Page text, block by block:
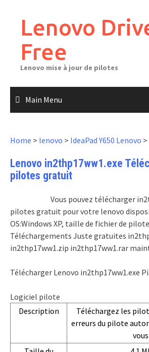
contentLenovo
Free
Lenovo mise à jour de pilotes
Main Menu
Home > lenovo > IdeaPad Y650 Lenovo >
Lenovo in2thp17ww1.exe
pilotes gratuit
Vous pouvez télécharger
pilotes gratuit pour votre lenovo
OS:Windows XP, taille de fichier de
Téléchargements Juste gratuites
in2thp17ww1.zip in2thp17ww1.rar
Télécharger Lenovo in2thp17ww1.exe
Logiciel pilote
Description
Téléchargez les
erreurs du pilote